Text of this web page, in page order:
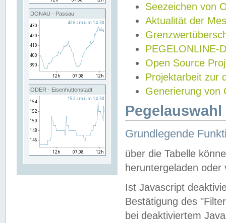
DONAU - Passau
ODER - Eisenhüttenstadt
Seezeichen von
Aktualität der
PEGELONLINE-
Open Source
Projektarbeit zur
Generierung von
Grundlegende
über die Tabelle
heruntergeladen oder
Ist Javascript
Bestätigung des
bei deaktiviertem